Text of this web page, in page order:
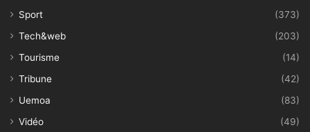
Sport
(373)
Tech&web
(203)
Tourisme
(14)
Tribune
(42)
Uemoa
(83)
Vidéo
(49)